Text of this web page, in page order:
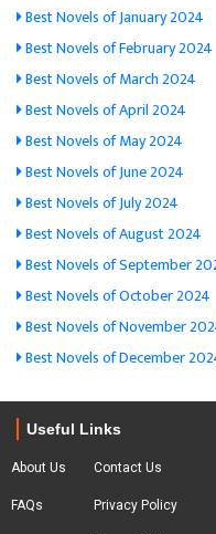
Best Novels of January 2024
Best Novels of February 2024
Best Novels of March 2024
Best Novels of April 2024
Best Novels of May 2024
Best Novels of June 2024
Best Novels of July 2024
Best Novels of August 2024
Best Novels of September
Best Novels of October 2024
Best Novels of November
Best Novels of December
Useful Links
About Us
FAQs
Contact Us
Privacy Policy